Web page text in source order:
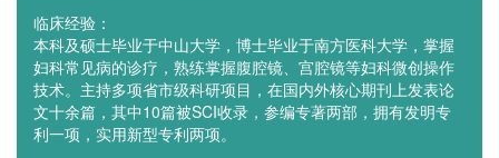
临床经验：
本科及硕士毕业于中山大学，博士毕业于南方医科大学，掌握
妇科常见病的诊疗，熟练掌握腹腔镜、宫腔镜等妇科微创操作
技术。主持多项省市级科研项目，在国内外核心期刊上发表论
文十余篇，其中10篇被SCI收录，参编专著两部，拥有发明专
利一项，实用新型专利两项。